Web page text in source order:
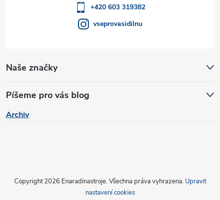
Naše značky
Píšeme pro vás blog
Archiv
+420 603 319382
vseprovasidilnu
Copyright 2026 Enaradinastroje. Všechna práva vyhrazena. Upravit
nastavení cookies